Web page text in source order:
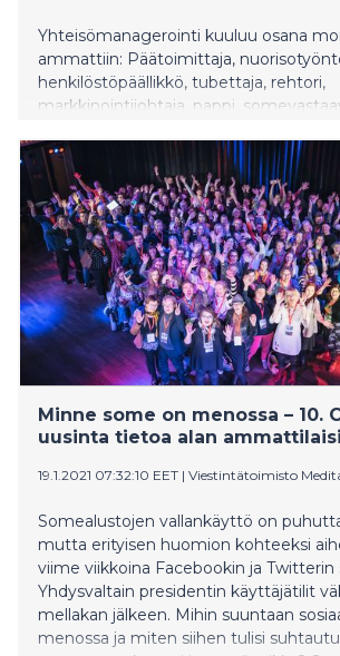
Yhteisömanagerointi kuuluu osana
ammattiin: Päätoimittaja,
henkilöstöpäällikkö, tubettaja, rehtori,
markkinointijohtaja, pappi,
järjestävä Johanna Janhonen luettelee.
yhteisömanagerit eivät vieläkään
työstään tätä roolia, vaikka olemme
tehtävää esiin jo 11 vuoden ajan tämän
kautta.
Minne some on menossa – 10.
uusinta tietoa alan
19.1.2021 07:32:10 EET | Viestintätoimisto
Somealustojen vallankäyttö on
mutta erityisen huomion kohteeksi
viime viikkoina Facebookin ja Twitterin
Yhdysvaltain presidentin käyttäjätilit
mellakan jälkeen. Mihin suuntaan
menossa ja miten siihen tulisi